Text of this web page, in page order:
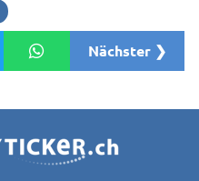
Nächster ❯